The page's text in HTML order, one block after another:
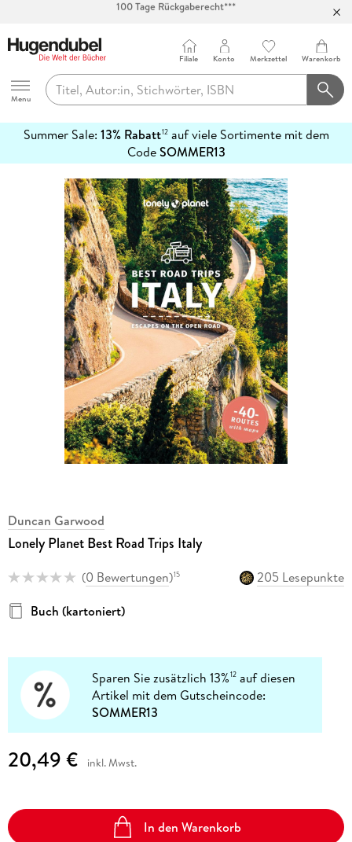
Abholung in über 100 Filialen
Hugendubel
Menu
Filiale Konto Merkzettel Warenkorb
Summer Sale: 13% Rabatt12auf viele Sortimente mit dem
CodeSOMMER13
erfahren
Duncan Garwood
Lonely Planet Best Road Trips Italy
(0 Bewertungen)15
205 Lesepunkte
Buch (kartoniert)
Sparen Sie zusätzlich 13%12 auf diesen
Artikel mit dem Gutscheincode:
SOMMER13
20,49 € inkl. Mwst.
In den Warenkorb